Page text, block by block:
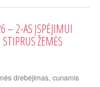
– 2-AS ĮSPĖJIMUI
ŽEMĖS
drebėjimas, cunamis